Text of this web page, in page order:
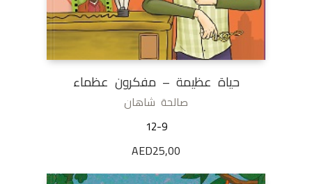
حياة عظيمة – مفكرون عظماء
صالحة شاهان
12-9
AED25,00